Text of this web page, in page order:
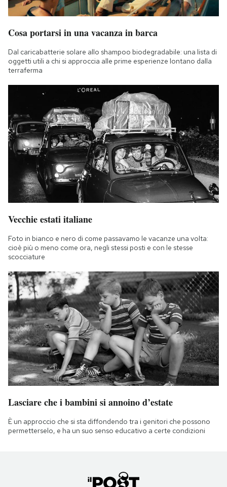
Cosa portarsi in una vacanza in barca
Dal caricabatterie solare allo shampoo biodegradabile: una lista di
oggetti utili a chi si approccia alle prime esperienze lontano dalla
terraferma
Vecchie estati italiane
Foto in bianco e nero di come passavamo le vacanze una volta:
cioè più o meno come ora, negli stessi posti e con le stesse
scocciature
Lasciare che i bambini si annoino d’estate
È un approccio che si sta diffondendo tra i genitori che possono
permetterselo, e ha un suo senso educativo a certe condizioni